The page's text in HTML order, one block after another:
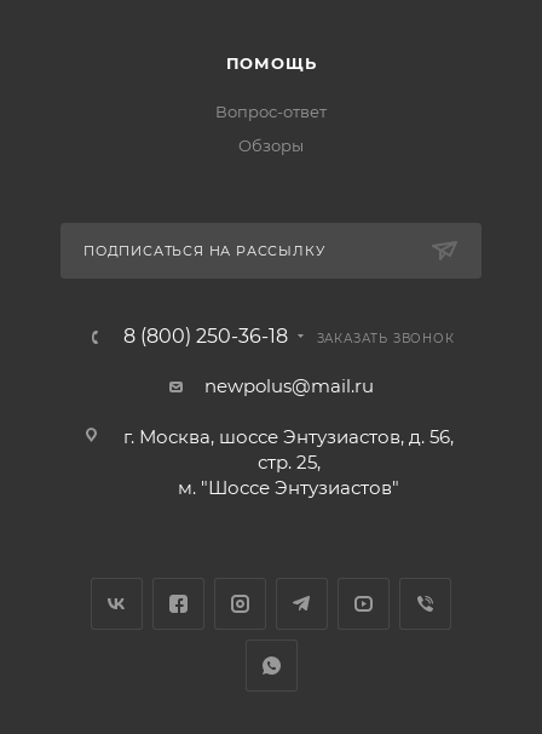
ПОМОЩЬ
Вопрос-ответ
Обзоры
ПОДПИСАТЬСЯ НА РАССЫЛКУ
8 (800) 250-36-18 ЗАКАЗАТЬ ЗВОНОК
newpolus@mail.ru
г. Москва, шоссе Энтузиастов, д. 56,
стр. 25,
м. "Шоссе Энтузиастов"